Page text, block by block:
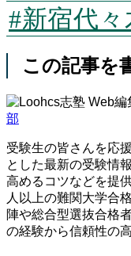
#新宿代々
この記事を
部
受験生の皆さんを応
とした最新の受験情
高めるコツなどを提
人以上の難関大学合
陣や総合型選抜合格
の経験から信頼性の